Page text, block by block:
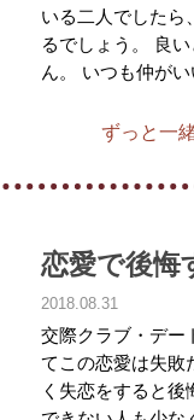
いる二人でしたら
るでしょう。 良
ん。 いつも仲が
ずっと一
恋愛で後悔
2018.08.31
交際クラブ・デー
てこの恋愛は失敗
く失恋をすると